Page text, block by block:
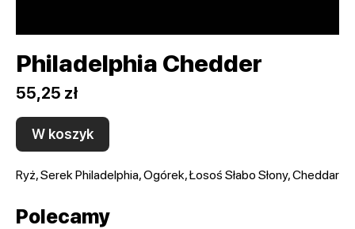
Philadelphia Chedder
55,25 zł
W koszyk
Ryż, Serek Philadelphia, Ogórek, Łosoś Słabo Słony, Cheddar
Polecamy